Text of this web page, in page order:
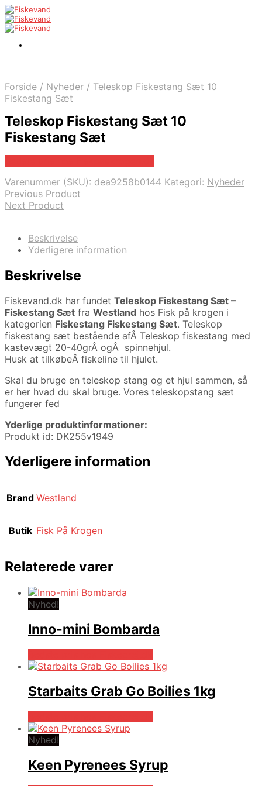
Forside / Nyheder / Teleskop Fiskestang Sæt 10
Fiskestang Sæt
Teleskop Fiskestang Sæt 10
Fiskestang Sæt
Varenummer (SKU): dea9258b0144 Kategori: Nyheder
Previous Product
Next Product
Beskrivelse
Yderligere information
Beskrivelse
Fiskevand.dk har fundet Teleskop Fiskestang Sæt –
Fiskestang Sæt fra Westland hos Fisk på krogen i
kategorien Fiskestang Fiskestang Sæt. Teleskop
fiskestang sæt bestående afÂ Teleskop fiskestang med
kastevægt 20-40grÂ ogÂ spinnehjul.
Husk at tilkøbeÂ fiskeline til hjulet.
Skal du bruge en teleskop stang og et hjul sammen, så
er her hvad du skal bruge. Vores teleskopstang sæt
fungerer fed
Yderlige produktinformationer:
Produkt id: DK255v1949
Yderligere information
Brand Westland
Butik Fisk På Krogen
Relaterede varer
Nyhed!
Inno-mini Bombarda
Starbaits Grab Go Boilies 1kg
Nyhed!
Keen Pyrenees Syrup